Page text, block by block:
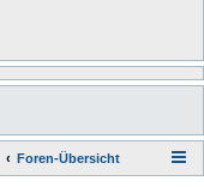
Foren-Übersicht